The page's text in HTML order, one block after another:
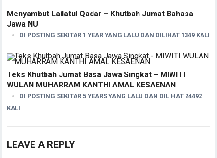
Menyambut Lailatul Qadar – Khutbah Jumat Bahasa
Jawa NU
DI POSTING SEKITAR 1 YEAR YANG LALU DAN DILIHAT 1349 KALI
Teks Khutbah Jumat Basa Jawa Singkat – MIWITI
WULAN MUHARRAM KANTHI AMAL KESAENAN
DI POSTING SEKITAR 5 YEARS YANG LALU DAN DILIHAT 24492
KALI
LEAVE A REPLY